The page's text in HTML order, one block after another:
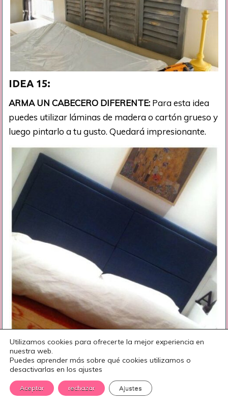
IDEA 15:
ARMA UN CABECERO DIFERENTE: Para esta idea
puedes utilizar láminas de madera o cartón grueso y
luego pintarlo a tu gusto. Quedará impresionante.
Utilizamos cookies para ofrecerte la mejor experiencia en
nuestra web.
Puedes aprender más sobre qué cookies utilizamos o
desactivarlas en los ajustes
Aceptar rechazar Ajustes